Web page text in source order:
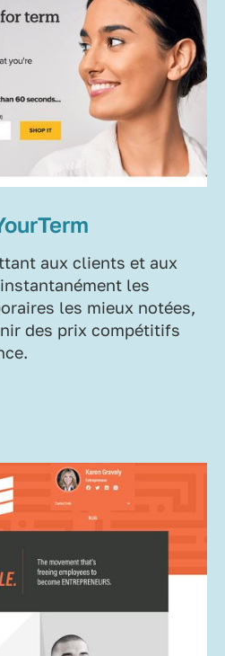
aux clients et aux
les
les mieux notées,
des prix compétitifs